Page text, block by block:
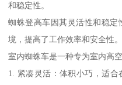
和稳定性。
蜘蛛登高车因其灵活性和稳
境，提高了工作效率和安全性。
室内蜘蛛车是一种专为室内高
1. 紧凑灵活：体积小巧，适